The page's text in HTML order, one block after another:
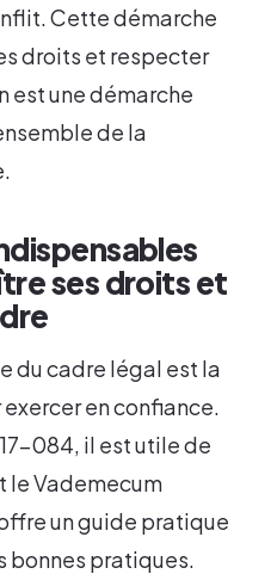
Cette démarche
droits et respecter
est une démarche
de la
ses droits et
du cadre légal est la
en confiance.
084, il est utile de
le Vademecum
un guide pratique
bonnes pratiques.